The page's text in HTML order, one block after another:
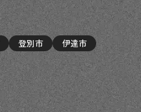
登別市 伊達市